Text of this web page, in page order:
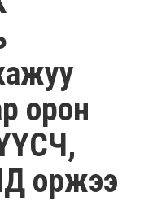
орон
оржээ